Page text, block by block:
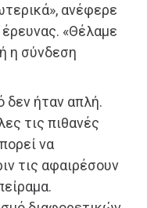
ανέφερε
«Θέλαμε
η σύνδεση
δεν ήταν απλή.
τις πιθανές
να
τις αφαιρέσουν